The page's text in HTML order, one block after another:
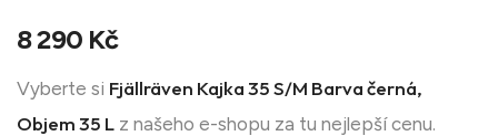
8 290 Kč
Vyberte si Fjällräven Kajka 35 S/M Barva černá,
Objem 35 L z našeho e-shopu za tu nejlepší cenu.